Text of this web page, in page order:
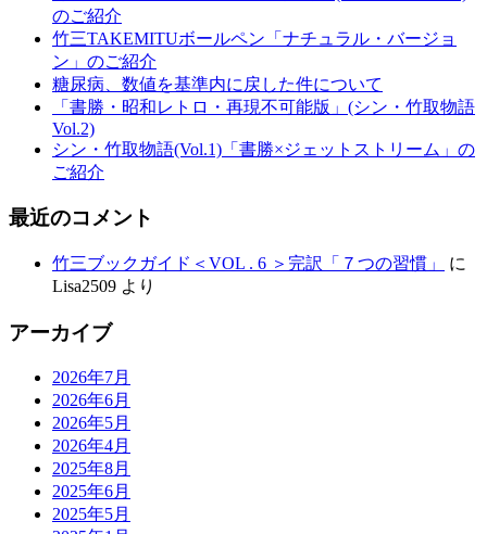
のご紹介
竹三TAKEMITUボールペン「ナチュラル・バージョ
ン」のご紹介
糖尿病、数値を基準内に戻した件について
「書勝・昭和レトロ・再現不可能版」(シン・竹取物語
Vol.2)
シン・竹取物語(Vol.1)「書勝×ジェットストリーム」の
ご紹介
最近のコメント
竹三ブックガイド＜VOL . 6 ＞完訳「７つの習慣」
に
Lisa2509 より
アーカイブ
2026年7月
2026年6月
2026年5月
2026年4月
2025年8月
2025年6月
2025年5月